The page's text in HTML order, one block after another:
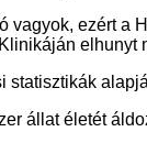
vagyok, ezért
statisztikák
állat életét